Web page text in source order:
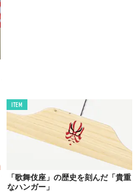
ITEM
「歌舞伎座」の歴史を刻んだ「貴重
なハンガー」